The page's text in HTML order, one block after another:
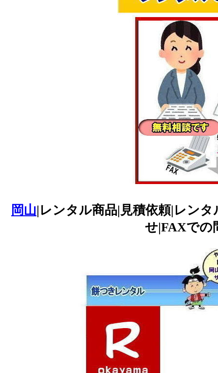
岡山|レンタル商品|見積依頼|レン
せ|FAXでの